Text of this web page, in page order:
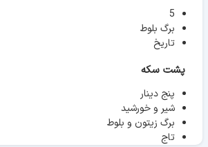
5
برگ بلوط
تاریخ
پشت سکه
پنج دینار
شیر و خورشید
برگ زیتون و بلوط
تاج